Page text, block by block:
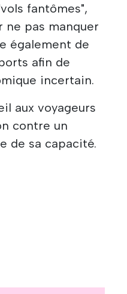
fantômes",
pas manquer
également de
afin de
incertain.
aux voyageurs
contre un
de sa capacité.